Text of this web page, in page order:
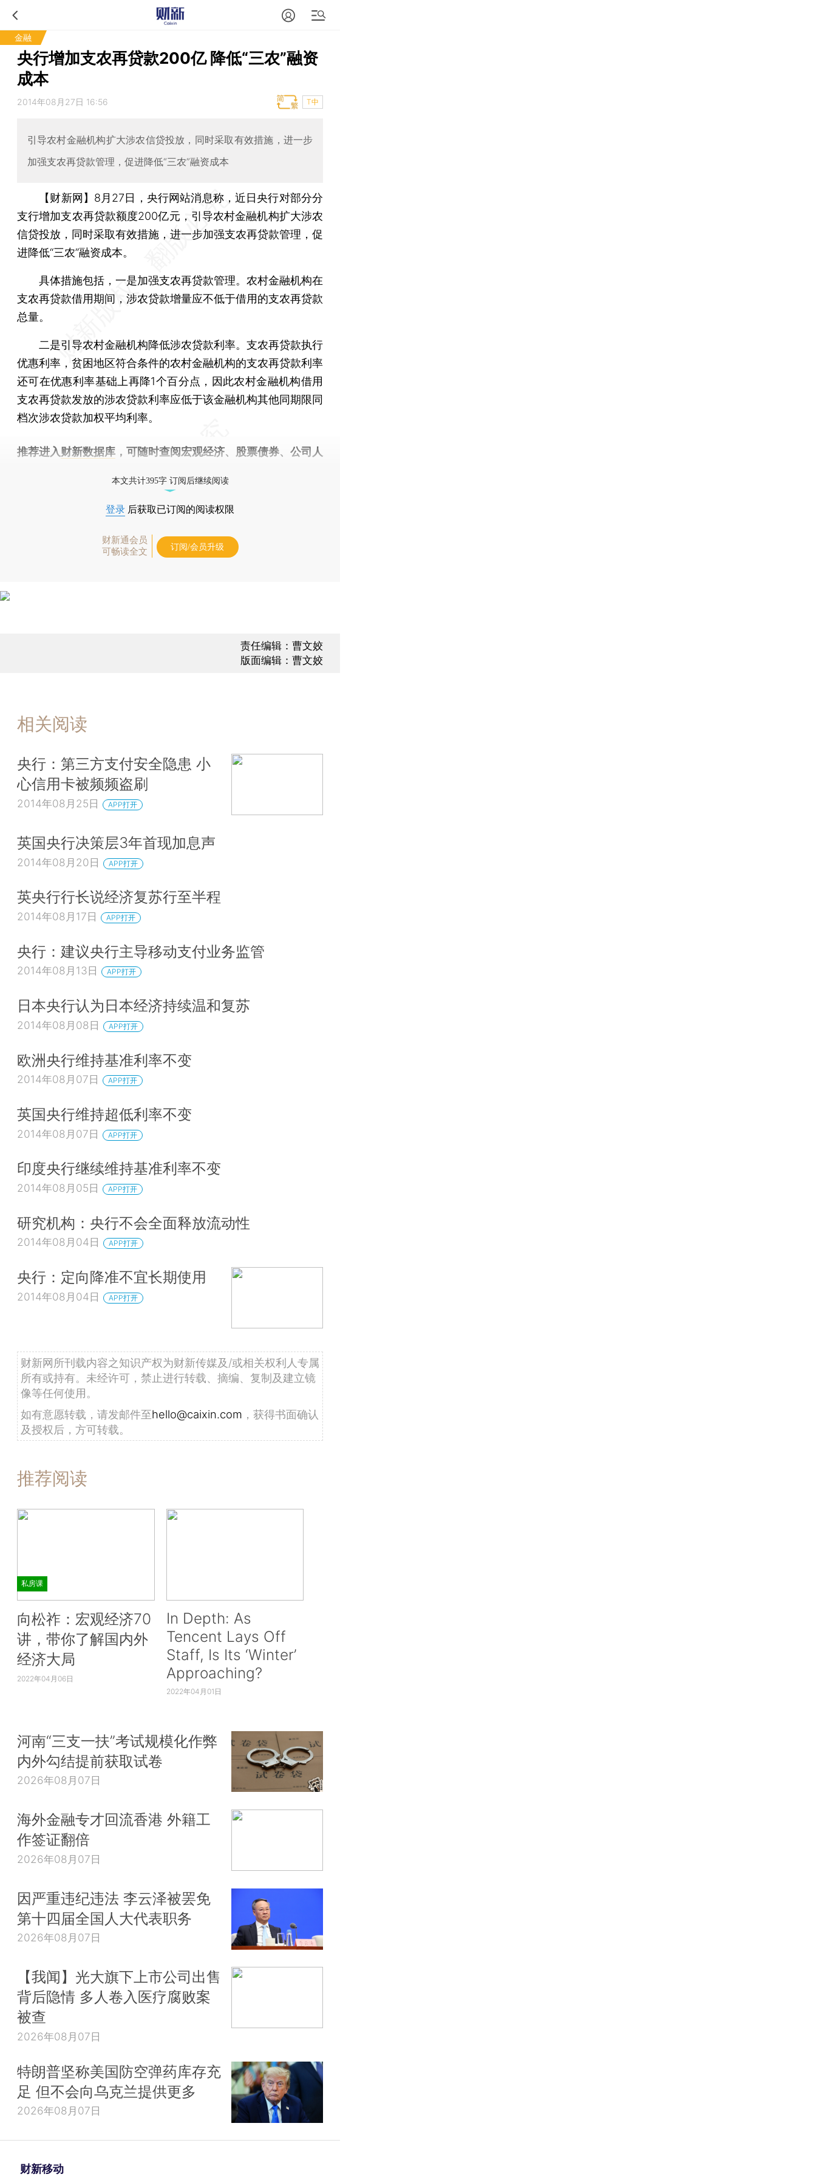
金融
央行增加支农再贷款200亿 降低“三农”融资
成本
2014年08月27日 16:56 T中
引导农村金融机构扩大涉农信贷投放，同时采取有效措施，进一步
加强支农再贷款管理，促进降低“三农”融资成本
【财新网】 8月27日，央行网站消息称，近日央行对部分分
支行增加支农再贷款额度200亿元，引导农村金融机构扩大涉农
信贷投放，同时采取有效措施，进一步加强支农再贷款管理，促
进降低“三农”融资成本。
具体措施包括，一是加强支农再贷款管理。农村金融机构在
支农再贷款借用期间，涉农贷款增量应不低于借用的支农再贷款
总量。
二是引导农村金融机构降低涉农贷款利率。支农再贷款执行
优惠利率，贫困地区符合条件的农村金融机构的支农再贷款利率
还可在优惠利率基础上再降1个百分点，因此农村金融机构借用
支农再贷款发放的涉农贷款利率应低于该金融机构其他同期限同
档次涉农贷款加权平均利率。
推荐进入财新数据库 ，可随时查阅宏观经济、股票债券、公司人
本文共计395字 订阅后继续阅读
登录 后获取已订阅的阅读权限
财新通会员
可畅读全文
订阅/会员升级
责任编辑：曹文姣
版面编辑：曹文姣
相关阅读
央行：第三方支付安全隐患 小
心信用卡被频频盗刷
2014年08月25日 APP打开
英国央行决策层3年首现加息声
2014年08月20日 APP打开
英央行行长说经济复苏行至半程
2014年08月17日 APP打开
央行：建议央行主导移动支付业务监管
2014年08月13日 APP打开
日本央行认为日本经济持续温和复苏
2014年08月08日 APP打开
欧洲央行维持基准利率不变
2014年08月07日 APP打开
英国央行维持超低利率不变
2014年08月07日 APP打开
印度央行继续维持基准利率不变
2014年08月05日 APP打开
研究机构：央行不会全面释放流动性
2014年08月04日 APP打开
央行：定向降准不宜长期使用
2014年08月04日 APP打开
财新网所刊载内容之知识产权为财新传媒及/或相关权利人专属
所有或持有。未经许可，禁止进行转载、摘编、复制及建立镜
像等任何使用。
如有意愿转载，请发邮件至hello@caixin.com ，获得书面确认
及授权后，方可转载。
推荐阅读
私房课
向松祚：宏观经济70
讲，带你了解国内外
经济大局
2022年04月06日
In Depth: As
Tencent Lays Off
Staff, Is Its ‘Winter’
Approaching?
2022年04月01日
河南“三支一扶”考试规模化作弊
内外勾结提前获取试卷
2026年08月07日
海外金融专才回流香港 外籍工
作签证翻倍
2026年08月07日
因严重违纪违法 李云泽被罢免
第十四届全国人大代表职务
2026年08月07日
【我闻】光大旗下上市公司出售
背后隐情 多人卷入医疗腐败案
被查
2026年08月07日
特朗普坚称美国防空弹药库存充
足 但不会向乌克兰提供更多
2026年08月07日
财新移动